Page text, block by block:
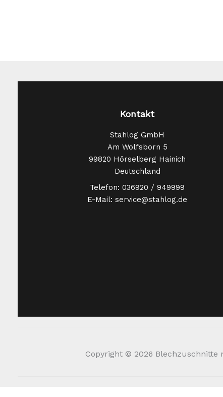
Kontakt
Stahlog GmbH
Am Wolfsborn 5
99820 Hörselberg Hainich
Deutschland
Telefon: 036920 / 949999
E-Mail: service@stahlog.de
Copyright © 2026 Blechzuschnitte